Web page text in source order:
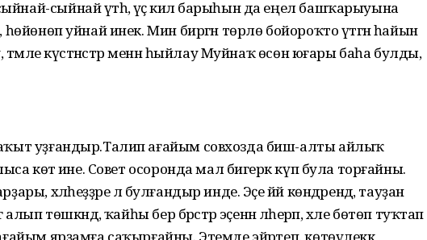
сыйнай үтәһә, үҫә килә барыһын да еңел башҡарыуына
уйнай инек. Мин биргән төрлө бойороҡто үтәгән һайын
тәмле күстәнәстәр менән һыйлау Муйнаҡ өсөн юғары баһа булды,
уҙғандыр.Талип ағайым совхозда биш-алты айлыҡ
көтә ине. Совет осоронда мал бигерәк күп була торғайны.
хәлһеҙҙәре лә булғандыр инде. Эҫе йәй көндәрендә, тауҙан
төшкәндә, ҡайһы бер бәрәстәр эҫенән әлһерәп, хәле бөтөп туҡтап